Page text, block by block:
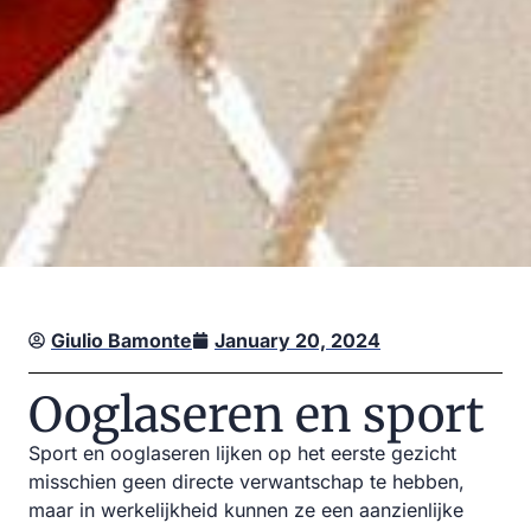
Giulio Bamonte January 20, 2024
Ooglaseren en sport
Sport en ooglaseren lijken op het eerste gezicht
misschien geen directe verwantschap te hebben,
maar in werkelijkheid kunnen ze een aanzienlijke